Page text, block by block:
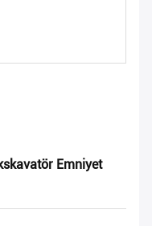
Emniyet